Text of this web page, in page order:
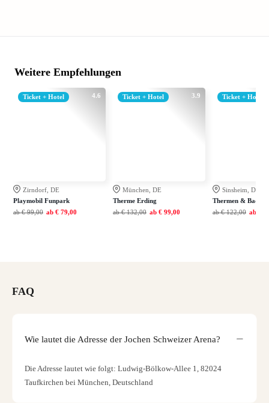
Weitere Empfehlungen
4.6
Ticket + Hotel
Zirndorf, DE
Playmobil Funpark
ab € 99,00 ab € 79,00
3.9
Ticket + Hotel
München, DE
Therme Erding
ab € 132,00 ab € 99,00
Ticket + Hotel
Sinsheim, DE
Thermen &
ab € 122,00 ab
FAQ
Wie lautet die Adresse der Jochen Schweizer Arena?
Die Adresse lautet wie folgt: Ludwig-Bölkow-Allee 1, 82024
Taufkirchen bei München, Deutschland